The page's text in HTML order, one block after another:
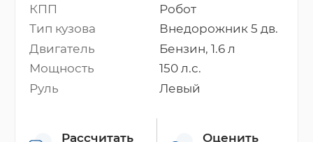
КПП
Робот
Тип кузова
Внедорожник 5 дв.
Двигатель
Бензин, 1.6 л
Мощность
150 л.с.
Руль
Левый
Рассчитать
Оценить